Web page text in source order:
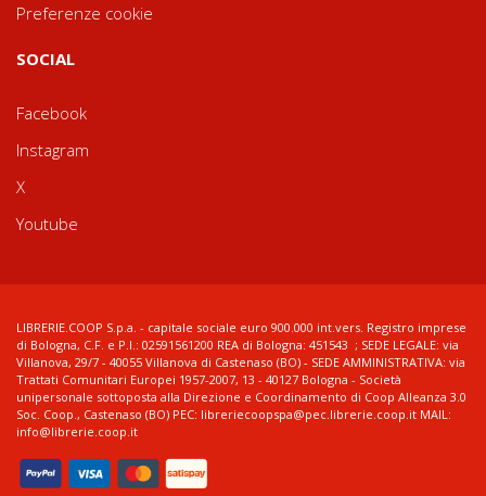
Preferenze cookie
SOCIAL
Facebook
Instagram
X
Youtube
LIBRERIE.COOP S.p.a. - capitale sociale euro 900.000 int.vers. Registro imprese
di Bologna, C.F. e P.I.: 02591561200 REA di Bologna: 451543 ; SEDE LEGALE: via
Villanova, 29/7 - 40055 Villanova di Castenaso (BO) - SEDE AMMINISTRATIVA: via
Trattati Comunitari Europei 1957-2007, 13 - 40127 Bologna - Società
unipersonale sottoposta alla Direzione e Coordinamento di Coop Alleanza 3.0
Soc. Coop., Castenaso (BO) PEC: libreriecoopspa@pec.librerie.coop.it MAIL:
info@librerie.coop.it